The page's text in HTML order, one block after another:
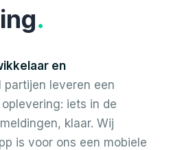
.
en
partijen leveren een
iets in de
klaar. Wij
is voor ons een mobiele